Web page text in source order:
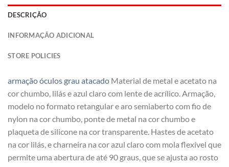
DESCRIÇÃO
INFORMAÇÃO ADICIONAL
STORE POLICIES
armação óculos grau atacado Material de metal e acetato na
cor chumbo, lilás e azul claro com lente de acrílico. Armação,
modelo no formato retangular e aro semiaberto com fio de
nylon na cor chumbo, ponte de metal na cor chumbo e
plaqueta de silicone na cor transparente. Hastes de acetato
na cor lilás, e charneira na cor azul claro com mola flexível que
permite uma abertura de até 90 graus, que se ajusta ao rosto